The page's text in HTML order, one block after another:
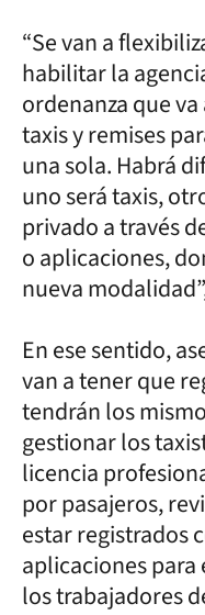
“Se van a
habilitar la
ordenanza que
taxis y remises
una sola. Habrá
uno será taxis,
privado a través
o aplicaciones,
nueva
En ese sentido,
van a tener que
tendrán los
gestionar los
licencia
por pasajeros,
estar registrados
aplicaciones
los trabajadores